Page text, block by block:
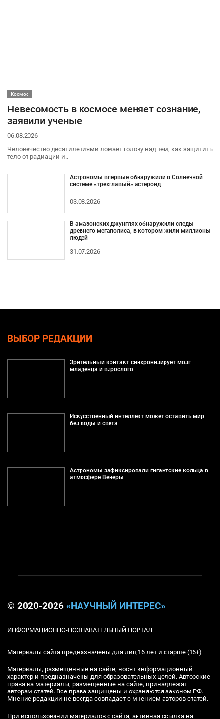
Космос
Невесомость в космосе меняет сознание,
заявили ученые
06.08.2026
Человечество десятилетиями ломает голову над тем, как защитить
тело от радиации и..
Астрономы впервые обнаружили в Солнечной
системе «трехглавый» астероид
03.08.2026
В амазонских джунглях обнаружили следы
древнего мегаполиса, в котором жили миллионы
людей
31.07.2026
ВЫБОР РЕДАКЦИИ
Зрительный контакт синхронизирует мозг
младенца и взрослого
Искусственный интеллект может оставить мир
без воды и света
Астрономы зафиксировали гигантские кольца в
атмосфере Венеры
© 2020-2026 «НАУЧНЫЙ ИНТЕРЕС»
ИНФОРМАЦИОННО-ПОЗНАВАТЕЛЬНЫЙ ПОРТАЛ
Материалы сайта предназначены для лиц 16 лет и старше (16+)
Материалы, размещенные на сайте, носят информационный
характер и предназначены для образовательных целей. Авторские
права на материалы, размещенные на сайте, принадлежат
авторам статей. Все права защищены и охраняются законом РФ.
Мнение редакции не всегда совпадает с мнением авторов статей.
При использовании материалов с сайта, активная ссылка на